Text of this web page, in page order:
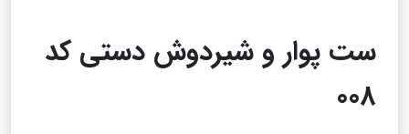
ست پوار و شیردوش دستی کد
008